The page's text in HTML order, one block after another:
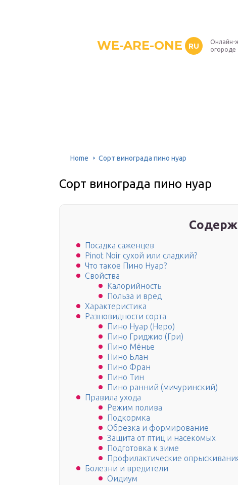
WE-ARE-ONE RU
Онлайн-
огороде
Home Сорт винограда пино нуар
Сорт винограда пино нуар
Посадка саженцев
Pinot Noir сухой или сладкий?
Что такое Пино Нуар?
Свойства
Калорийность
Польза и вред
Характеристика
Разновидности сорта
Пино Нуар (Неро)
Пино Гриджио (Гри)
Пино Мёнье
Пино Блан
Пино Фран
Пино Тин
Пино ранний (мичуринский)
Правила ухода
Режим полива
Подкормка
Обрезка и формирование
Защита от птиц и насекомых
Подготовка к зиме
Профилактические
Болезни и вредители
Оидиум